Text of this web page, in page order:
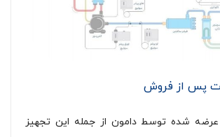
پس از فروش
شده توسط دامون از جمله این تجهیز